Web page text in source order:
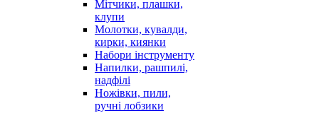
Мітчики, плашки,
клупи
Молотки, кувалди,
кирки, киянки
Набори інструменту
Напилки, рашпилі,
надфілі
Ножівки, пили,
ручні лобзики